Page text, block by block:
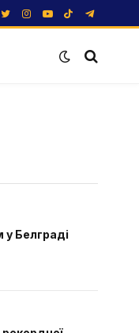
TwitterInstagram
YouTube
TikTokTelegram
у Белграді